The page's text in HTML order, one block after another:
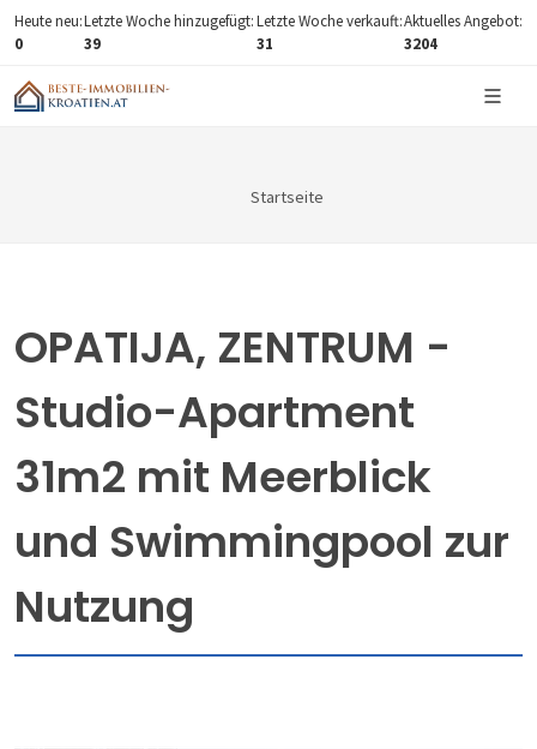
Heute neu:
0
Letzte Woche hinzugefügt:
39
Letzte Woche verkauft:
31
Aktuelles Angebot:
3204
Startseite
OPATIJA, ZENTRUM -
Studio-Apartment
31m2 mit Meerblick
und Swimmingpool zur
Nutzung